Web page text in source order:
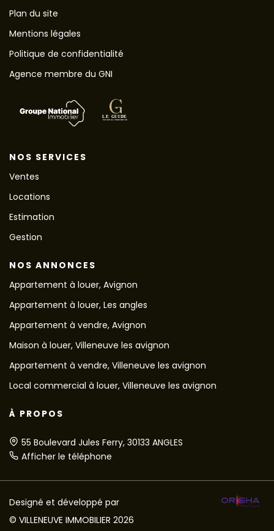
Plan du site
Mentions légales
Politique de confidentialité
Agence membre du GNI
NOS SERVICES
Ventes
Locations
Estimation
Gestion
NOS ANNONCES
Appartement à louer, Avignon
Appartement à louer, Les angles
Appartement à vendre, Avignon
Maison à louer, Villeneuve les avignon
Appartement à vendre, Villeneuve les avignon
Local commercial à louer, Villeneuve les avignon
À PROPOS
55 Boulevard Jules Ferry, 30133 ANGLES
Afficher le téléphone
Designé et développé par
© VILLENEUVE IMMOBILIER 2026